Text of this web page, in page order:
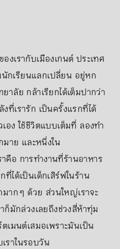
เรากับเมืองเกนต์ ประเทศ
นักเรียนแลกเปลี่ยน อยู่หก
าลัย กล้าเรียกได้เต็มปากว่า
ที่เรารัก เป็นครั้งแรกที่ได้
อง ใช้ชีวิตแบบเต็มที่ ลองทำ
มาย และหนึ่งใน
อ การทำงานที่ร้านอาหาร
ได้เป็นเด็กเสิร์ฟในร้าน
าก ๆ ด้วย ส่วนใหญ่เราจะ
ก็มักล่วงเลยถึงช่วงสี่ห้าทุ่ม
เมนต์เสมอเพราะมันเป็น
ราในรอบวัน